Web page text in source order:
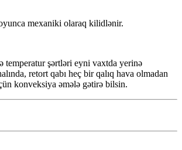
mexaniki olaraq kilidlənir.
temperatur şərtləri eyni vaxtda yerinə
retort qabı heç bir qalıq hava olmadan
konveksiya əmələ gətirə bilsin.